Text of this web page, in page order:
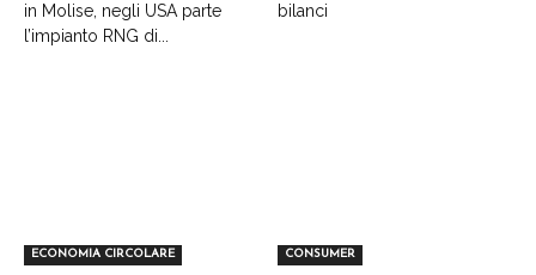
in Molise, negli USA parte
l’impianto RNG di...
bilanci
ECONOMIA CIRCOLARE CONSUMER